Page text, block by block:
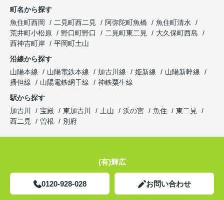
町名から探す
魚住町西岡
二見町西二見 阿弥陀町魚橋
魚住町清水
荒井町小松原
野口町野口 二見町東二見
大久保町西島
西神吉町岸
平岡町土山
沿線から探す
山陽本線
山陽電鉄本線 加古川線 姫新線
山陽新幹線
播但線
山陽電鉄網干線
神鉄粟生線
駅から探す
加古川
宝殿 東加古川 土山 浜の宮 魚住
東二見
西二見
曽根 別府
(有)輝広
0120-928-028 お問い合わせ